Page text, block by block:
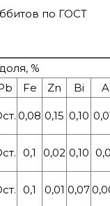
по ГОСТ
%
Fe Zn Bi
0,08 0,15 0,10
0,1 0,02 0,10
0,1 0,01 0,07